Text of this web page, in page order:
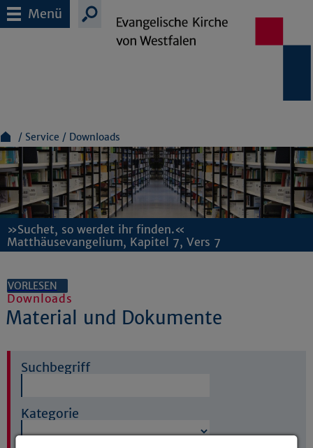
Menü
Service Downloads
»Suchet, so werdet ihr finden.«
Matthäusevangelium, Kapitel 7, Vers 7
VORLESEN
Downloads
Material und Dokumente
Suchbegriff
Kategorie